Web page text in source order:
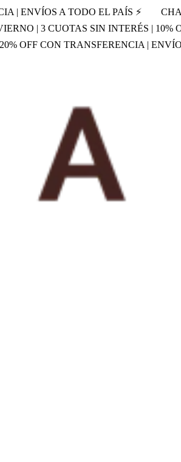
| ENVÍOS A TODO EL PAÍS ⚡
| 3 CUOTAS SIN INTERÉS | 10%
OFF CON TRANSFERENCIA |